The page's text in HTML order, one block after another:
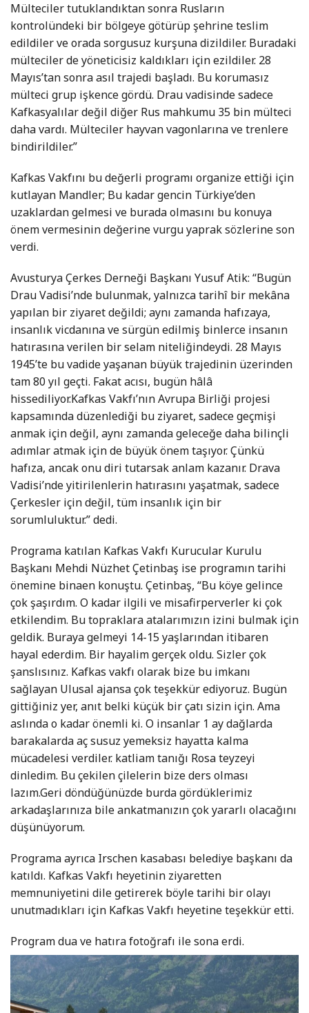
Mülteciler tutuklandıktan sonra Rusların
kontrolündeki bir bölgeye götürüp şehrine teslim
edildiler ve orada sorgusuz kurşuna dizildiler. Buradaki
mülteciler de yöneticisiz kaldıkları için ezildiler. 28
Mayıs’tan sonra asıl trajedi başladı. Bu korumasız
mülteci grup işkence gördü. Drau vadisinde sadece
Kafkasyalılar değil diğer Rus mahkumu 35 bin mülteci
daha vardı. Mülteciler hayvan vagonlarına ve trenlere
bindirildiler.”
Kafkas Vakfını bu değerli programı organize ettiği için
kutlayan Mandler; Bu kadar gencin Türkiye’den
uzaklardan gelmesi ve burada olmasını bu konuya
önem vermesinin değerine vurgu yaprak sözlerine son
verdi.
Avusturya Çerkes Derneği Başkanı Yusuf Atik: “Bugün
Drau Vadisi’nde bulunmak, yalnızca tarihî bir mekâna
yapılan bir ziyaret değildi; aynı zamanda hafızaya,
insanlık vicdanına ve sürgün edilmiş binlerce insanın
hatırasına verilen bir selam niteliğindeydi. 28 Mayıs
1945’te bu vadide yaşanan büyük trajedinin üzerinden
tam 80 yıl geçti. Fakat acısı, bugün hâlâ
hissediliyor.Kafkas Vakfı’nın Avrupa Birliği projesi
kapsamında düzenlediği bu ziyaret, sadece geçmişi
anmak için değil, aynı zamanda geleceğe daha bilinçli
adımlar atmak için de büyük önem taşıyor. Çünkü
hafıza, ancak onu diri tutarsak anlam kazanır. Drava
Vadisi’nde yitirilenlerin hatırasını yaşatmak, sadece
Çerkesler için değil, tüm insanlık için bir
sorumluluktur.” dedi.
Programa katılan Kafkas Vakfı Kurucular Kurulu
Başkanı Mehdi Nüzhet Çetinbaş ise programın tarihi
önemine binaen konuştu. Çetinbaş, “Bu köye gelince
çok şaşırdım. O kadar ilgili ve misafirperverler ki çok
etkilendim. Bu topraklara atalarımızın izini bulmak için
geldik. Buraya gelmeyi 14-15 yaşlarından itibaren
hayal ederdim. Bir hayalim gerçek oldu. Sizler çok
şanslısınız. Kafkas vakfı olarak bize bu imkanı
sağlayan Ulusal ajansa çok teşekkür ediyoruz. Bugün
gittiğiniz yer, anıt belki küçük bir çatı sizin için. Ama
aslında o kadar önemli ki. O insanlar 1 ay dağlarda
barakalarda aç susuz yemeksiz hayatta kalma
mücadelesi verdiler. katliam tanığı Rosa teyzeyi
dinledim. Bu çekilen çilelerin bize ders olması
lazım.Geri döndüğünüzde burda gördüklerimiz
arkadaşlarınıza bile ankatmanızın çok yararlı olacağını
düşünüyorum.
Programa ayrıca Irschen kasabası belediye başkanı da
katıldı. Kafkas Vakfı heyetinin ziyaretten
memnuniyetini dile getirerek böyle tarihi bir olayı
unutmadıkları için Kafkas Vakfı heyetine teşekkür etti.
Program dua ve hatıra fotoğrafı ile sona erdi.